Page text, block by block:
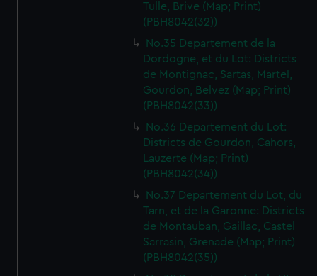
Tulle, Brive (Map; Print)
(PBH8042(32))
No.35 Departement de la
Dordogne, et du Lot: Districts
de Montignac, Sartas, Martel,
Gourdon, Belvez (Map; Print)
(PBH8042(33))
No.36 Departement du Lot:
Districts de Gourdon, Cahors,
Lauzerte (Map; Print)
(PBH8042(34))
No.37 Departement du Lot, du
Tarn, et de la Garonne: Districts
de Montauban, Gaillac, Castel
Sarrasin, Grenade (Map; Print)
(PBH8042(35))